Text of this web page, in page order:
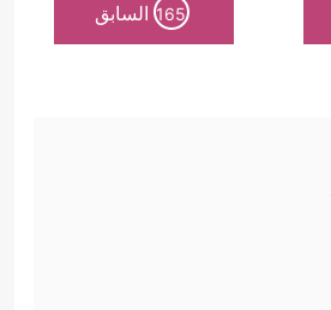
165 السابق